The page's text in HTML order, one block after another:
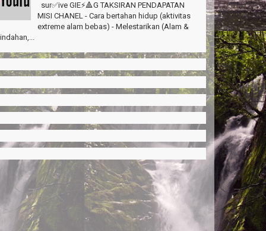
sur✅ive GIE⚡🔺G TAKSIRAN PENDAPATAN
MISI CHANEL - Cara bertahan hidup (aktivitas
extreme alam bebas) - Melestarikan (Alam &